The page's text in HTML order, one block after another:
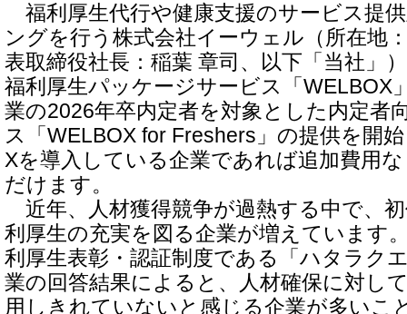
福利厚生代行や健康支援のサービス提
ングを行う株式会社イーウェル（所在地
表取締役社長：稲葉 章司、以下「当社」
福利厚生パッケージサービス「WELBOX
業の2026年卒内定者を対象とした内定者
ス「WELBOX for Freshers」の提供を開
Xを導入している企業であれば追加費用
だけます。
近年、人材獲得競争が過熱する中で、
利厚生の充実を図る企業が増えています
利厚生表彰・認証制度である「ハタラク
業の回答結果によると、人材確保に対し
用しきれていないと感じる企業が多いこ